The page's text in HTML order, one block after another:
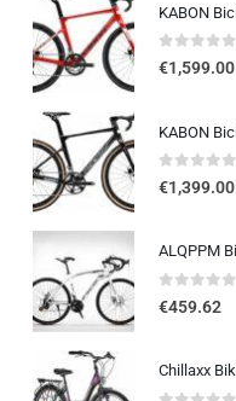
0out of 5
€1,599.00
0out of 5
€1,399.00
0out of 5
€459.62